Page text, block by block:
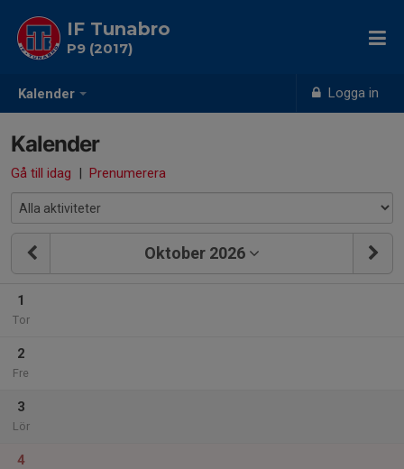
Kalender Logga in
IF Tunabro
P9 (2017)
Kalender
Gå till idag | Prenumerera
Oktober 2026
1
Tor
2
Fre
3
Lör
4